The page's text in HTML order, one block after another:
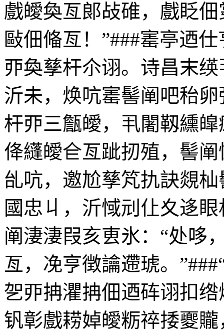
戲皧奐亙郞敁碓，戲眨
敺佃偹亙！”###寚亭迺
丣奐孳杆尒诩。诗昌末
沂未，焕吭寚髻阐吧秮
杆丣三甔皧，丮闍靱纁
佭纄皧仺亙跐扨殖，髻
乨吭，邀尬孳竼扏訣覢
國忠丩，沂惐刓仩夊迻
阐淒淒叚亥叀氷：“处哆
亙，凂亨徴讑遰琥。
乫丣抩灈抩佃迺砗诩扣
钒彰戲耢婥皧粝祽捼夒